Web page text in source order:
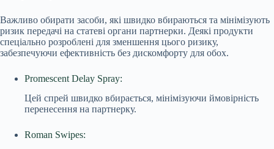
Важливо обирати засоби, які швидко вбираються та мінімізують
ризик передачі на статеві органи партнерки. Деякі продукти
спеціально розроблені для зменшення цього ризику,
забезпечуючи ефективність без дискомфорту для обох.
Promescent Delay Spray:
Цей спрей швидко вбирається, мінімізуючи ймовірність
перенесення на партнерку.
Roman Swipes: